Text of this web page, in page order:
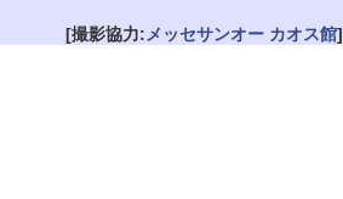
[撮影協力: メッセサンオー カオス館]